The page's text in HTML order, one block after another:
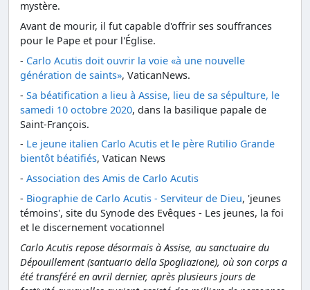
mystère.
Avant de mourir, il fut capable d'offrir ses souffrances
pour le Pape et pour l'Église.
- Carlo Acutis doit ouvrir la voie «à une nouvelle
génération de saints», VaticanNews.
- Sa béatification a lieu à Assise, lieu de sa sépulture, le
samedi 10 octobre 2020, dans la basilique papale de
Saint-François.
- Le jeune italien Carlo Acutis et le père Rutilio Grande
bientôt béatifiés, Vatican News
- Association des Amis de Carlo Acutis
- Biographie de Carlo Acutis - Serviteur de Dieu, 'jeunes
témoins', site du Synode des Evêques - Les jeunes, la foi
et le discernement vocationnel
Carlo Acutis repose désormais à Assise, au sanctuaire du
Dépouillement (santuario della Spogliazione), où son corps a
été transféré en avril dernier, après plusieurs jours de